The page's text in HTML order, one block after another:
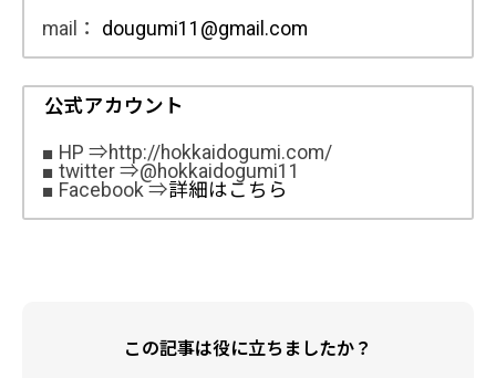
mail： dougumi11@gmail.com
公式アカウント
■ HP ⇒http://hokkaidogumi.com/
■ twitter ⇒@hokkaidogumi11
■ Facebook ⇒詳細はこちら
この記事は役に立ちましたか？